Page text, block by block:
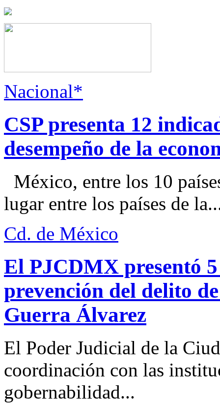
Nacional*
CSP presenta 12
desempeño de la
México, entre los 10
lugar entre los países de
Cd. de México
El PJCDMX presentó
prevención del delito
Guerra Álvarez
El Poder Judicial de la
coordinación con las
gobernabilidad...